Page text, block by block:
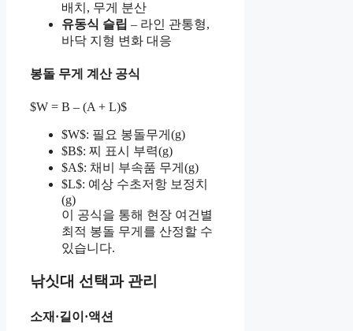
배치, 무게 분산
유동식 슬립 – 라인 관통형,
바닥 지형 변화 대응
봉돌 무게 계산 공식
$W = B – (A + L)$
$W$: 필요 봉돌무게(g)
$B$: 찌 표시 부력(g)
$A$: 채비 부속품 무게(g)
$L$: 예상 수초저항 보정치
(g)
이 공식을 통해 현장 여건별
최적 봉돌 무게를 산정할 수
있습니다.
낚싯대 선택과 관리
소재·길이·액션